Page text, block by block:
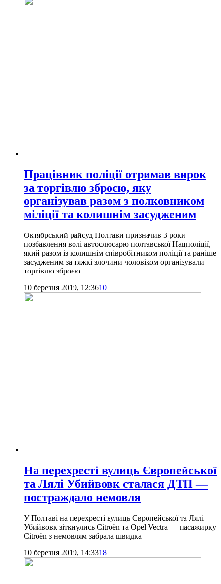
Працівник поліції отримав вирок
за торгівлю зброєю, яку
організував разом з полковником
міліції та колишнім засудженим
Октябрський райсуд Полтави призначив 3 роки
позбавлення волі автослюсарю полтавської Нацполіції,
який разом із колишнім співробітником поліції та раніше
засудженим за тяжкі злочини чоловіком організували
торгівлю зброєю
10 березня 2019, 12:3610
На перехресті вулиць Європейської
та Лялі Убийвовк сталася ДТП —
постраждало немовля
У Полтаві на перехресті вулиць Європейської та Лялі
Убийвовк зіткнулись Citroën та Opel Vectra — пасажирку
Citroën з немовлям забрала швидка
10 березня 2019, 14:3318